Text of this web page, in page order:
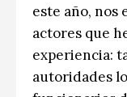
este año, nos
actores que
experiencia:
autoridades